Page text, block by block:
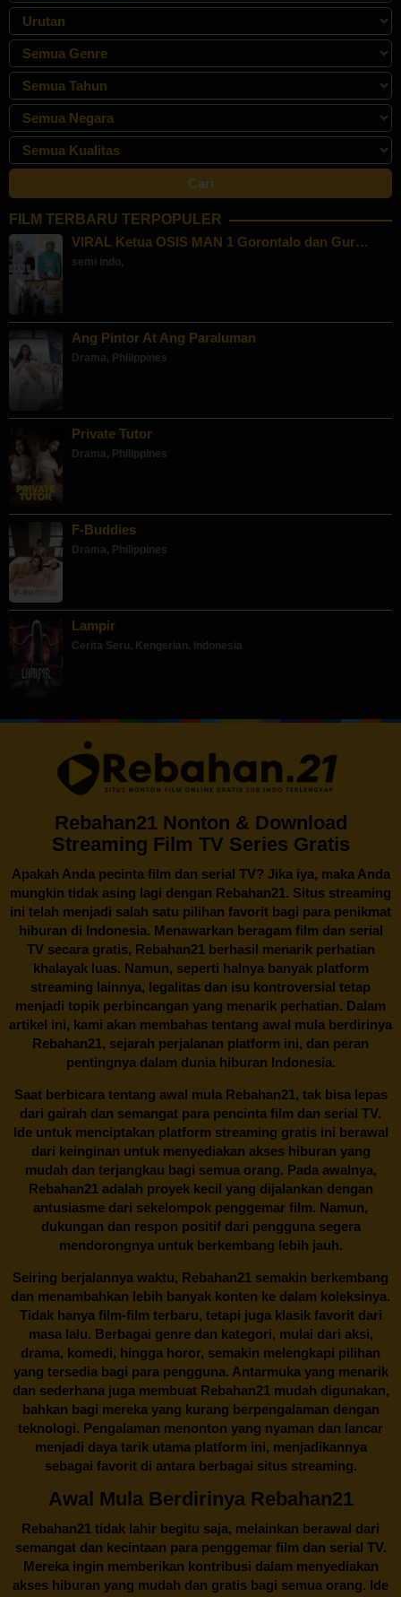
FILM TERBARU TERPOPULER
VIRAL Ketua OSIS MAN 1 Gorontalo dan Gur…
semi indo,
Ang Pintor At Ang Paraluman
Drama, Philippines
Private Tutor
Drama, Philippines
F-Buddies
Drama, Philippines
Lampir
Cerita Seru, Kengerian, Indonesia
Rebahan21 Nonton & Download
Streaming Film TV Series Gratis
Apakah Anda pecinta film dan serial TV? Jika iya, maka Anda
mungkin tidak asing lagi dengan Rebahan21. Situs streaming
ini telah menjadi salah satu pilihan favorit bagi para penikmat
hiburan di Indonesia. Menawarkan beragam film dan serial
TV secara gratis, Rebahan21berhasil menarik perhatian
khalayak luas. Namun, seperti halnya banyak platform
streaming lainnya, legalitas dan isu kontroversial tetap
menjadi topik perbincangan yang menarik perhatian. Dalam
artikel ini, kami akan membahas tentang awal mula berdirinya
Rebahan21, sejarah perjalanan platform ini, dan peran
pentingnya dalam dunia hiburan Indonesia.
Saat berbicara tentang awal mula Rebahan21, tak bisa lepas
dari gairah dan semangat para pencinta film dan serial TV.
Ide untuk menciptakan platform streaming gratis ini berawal
dari keinginan untuk menyediakan akses hiburan yang
mudah dan terjangkau bagi semua orang. Pada awalnya,
Rebahan21 adalah proyek kecil yang dijalankan dengan
antusiasme dari sekelompok penggemar film. Namun,
dukungan dan respon positif dari pengguna segera
mendorongnya untuk berkembang lebih jauh.
Seiring berjalannya waktu, Rebahan21 semakin berkembang
dan menambahkan lebih banyak konten ke dalam koleksinya.
Tidak hanya film-film terbaru, tetapi juga klasik favorit dari
masa lalu. Berbagai genre dan kategori, mulai dari aksi,
drama, komedi, hingga horor, semakin melengkapi pilihan
yang tersedia bagi para pengguna. Antarmuka yang menarik
dan sederhana juga membuatRebahan21mudah digunakan,
bahkan bagi mereka yang kurang berpengalaman dengan
teknologi. Pengalaman menonton yang nyaman dan lancar
menjadi daya tarik utama platform ini, menjadikannya
sebagai favorit di antara berbagai situs streaming.
Awal Mula Berdirinya Rebahan21
Rebahan21 tidak lahir begitu saja, melainkan berawal dari
semangat dan kecintaan para penggemar film dan serial TV.
Mereka ingin memberikan kontribusi dalam menyediakan
akses hiburan yang mudah dan gratis bagi semua orang. Ide